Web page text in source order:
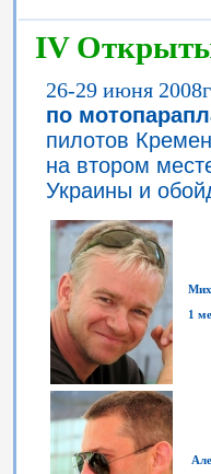
IV
26-29 июня
по
пилотов
на втором
Украины и
1